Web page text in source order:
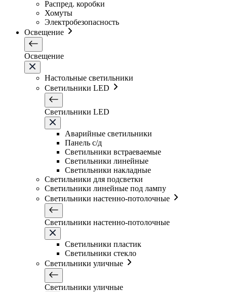
Распред. коробки
Хомуты
Электробезопасность
Освещение
Освещение
Настольные светильники
Светильники LED
Светильники LED
Аварийные светильники
Панель с/д
Светильники встраеваемые
Светильники линейные
Светильники накладные
Светильники для подсветки
Светильники линейные под лампу
Светильники настенно-потолочные
Светильники настенно-потолочные
Светильники плаcтик
Светильники стекло
Светильники уличные
Светильники уличные